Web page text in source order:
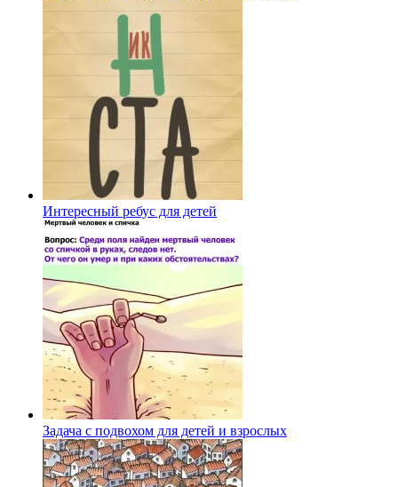
Интересный ребус для детей
Задача с подвохом для детей и взрослых